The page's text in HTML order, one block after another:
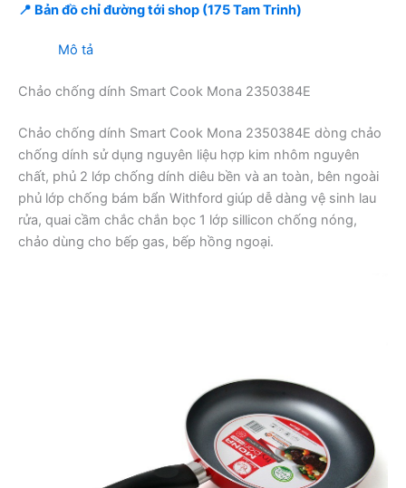
📍 Bản đồ chỉ đường tới shop (175 Tam Trinh)
Mô tả
Chảo chống dính Smart Cook Mona 2350384E
Chảo chống dính Smart Cook Mona 2350384E dòng chảo
chống dính sử dụng nguyên liệu hợp kim nhôm nguyên
chất, phủ 2 lớp chống dính diêu bền và an toàn, bên ngoài
phủ lớp chống bám bẩn Withford giúp dễ dàng vệ sinh lau
rửa, quai cầm chắc chắn bọc 1 lớp sillicon chống nóng,
chảo dùng cho bếp gas, bếp hồng ngoại.